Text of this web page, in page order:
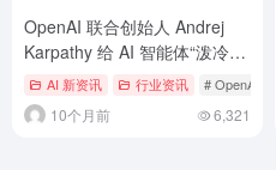
OpenAI 联合创始人 Andrej
Karpathy 给 AI 智能体“泼冷
水”：真正有用还得等 10 年
AI 新资讯 行业资讯 # OpenAI
10个月前 6,321